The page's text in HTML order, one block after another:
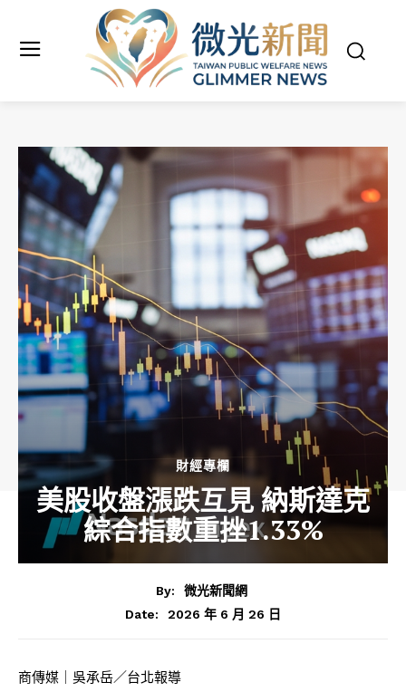
財經專欄
美股收盤漲跌互見 納斯達克
綜合指數重挫1.33%
By:
微光新聞網
Date:
2026 年 6 月 26 日
商傳媒｜吳承岳／台北報導